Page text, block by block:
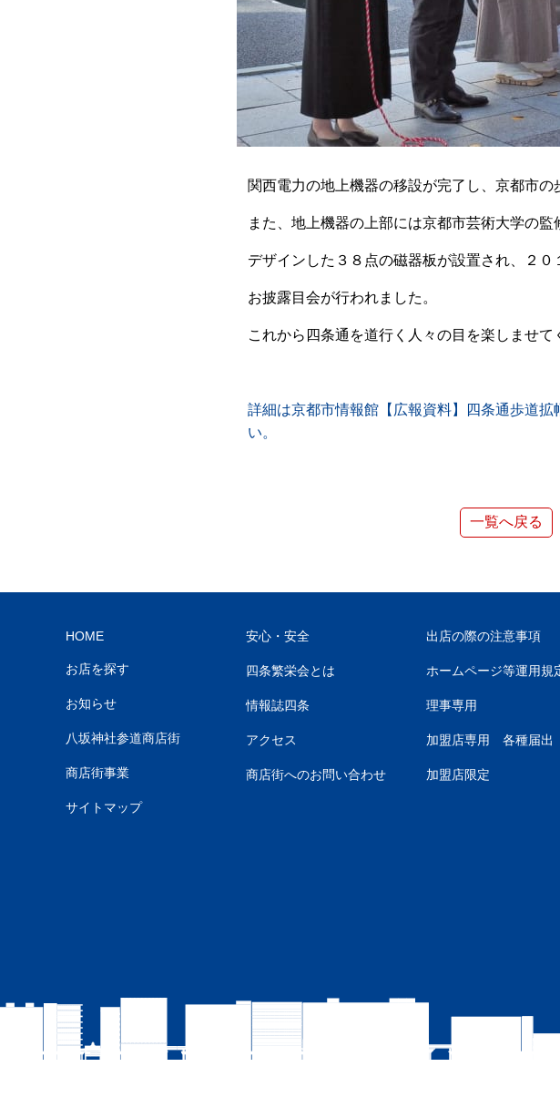
関西電力の地上機器の移設が完了し、京都市
また、地上機器の上部には京都市芸術大学の
デザインした３８点の磁器板が設置され、２
お披露目会が行われました。
これから四条通を道行く人々の目を楽しませて
詳細は京都市情報館【広報資料】四条通歩道
い。
一覧へ戻る
HOME
お店を探す
お知らせ
八坂神社参道商店街
商店街事業
サイトマップ
安心・安全
四条繁栄会とは
情報誌四条
アクセス
商店街へのお問い合わせ
出店の際の注意事項
ホームページ等運用規
理事専用
加盟店専用 各種届出
加盟店限定